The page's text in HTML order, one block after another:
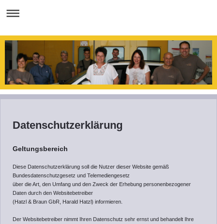
Datenschutzerklärung
Geltungsbereich
Diese Datenschutzerklärung soll die Nutzer dieser Website gemäß
Bundesdatenschutzgesetz und Telemediengesetz
über die Art, den Umfang und den Zweck der Erhebung personenbezogener
Daten durch den Websitebetreiber
(Hatzl & Braun GbR, Harald Hatzl) informieren.
Der Websitebetreiber nimmt Ihren Datenschutz sehr ernst und behandelt Ihre